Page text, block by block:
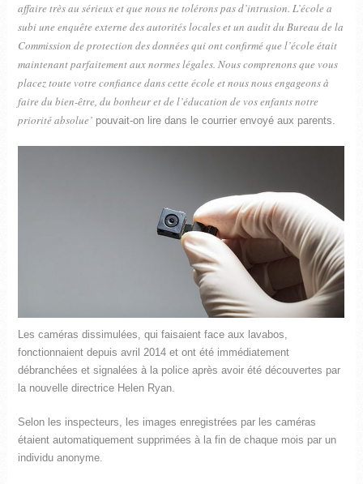
affaire très au sérieux et que nous ne tolérons pas d’intrusion. L’école a
subi une enquête externe des autorités locales et un audit du Bureau de la
Commission de protection des données qui ont confirmé que l’école était
maintenant parfaitement aux normes légales. Nous comprenons que vous
placez toute votre confiance dans cette école et nous nous engageons à
faire du bien-être, du bonheur et de l’éducation de vos enfants notre
priorité absolue’pouvait-on lire dans le courrier envoyé aux parents.
Les caméras dissimulées, qui faisaient face aux lavabos,
fonctionnaient depuis avril 2014 et ont été immédiatement
débranchées et signalées à la police après avoir été découvertes par
la nouvelle directrice Helen Ryan.
Selon les inspecteurs, les images enregistrées par les caméras
étaient automatiquement supprimées à la fin de chaque mois par un
individu anonyme.